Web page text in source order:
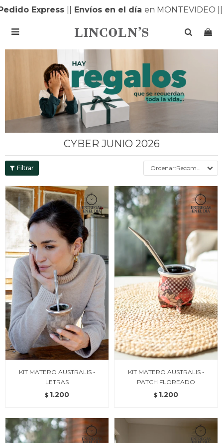
Express||Envíos en el día en MONTEVIDEO ||

CYBER JUNIO 2026
Recomendados
KIT MATERO AUSTRALIS -
LETRAS
$ 1.200
KIT MATERO AUSTRALIS -
PATCH FLOREADO
$ 1.200